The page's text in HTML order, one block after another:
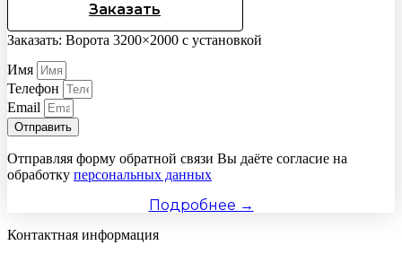
Заказать
Заказать: Ворота 3200×2000 с установкой
Имя
Телефон
Email
Отправить
Отправляя форму обратной связи Вы даёте согласие на
обработку персональных данных
Подробнее →
Контактная информация